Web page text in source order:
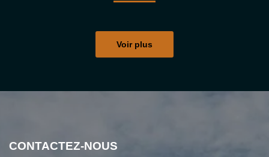
Voir plus
CONTACTEZ-NOUS